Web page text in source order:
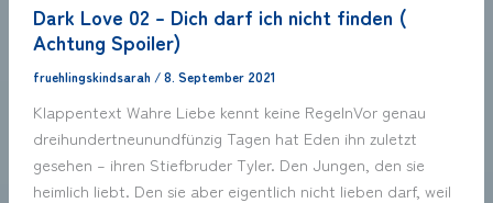
Dark Love 02 – Dich darf ich nicht finden (
Achtung Spoiler)
fruehlingskindsarah /8. September 2021
Klappentext Wahre Liebe kennt keine RegelnVor genau
dreihundertneunundfünzig Tagen hat Eden ihn zuletzt
gesehen – ihren Stiefbruder Tyler. Den Jungen, den sie
heimlich liebt. Den sie aber eigentlich nicht lieben darf, weil